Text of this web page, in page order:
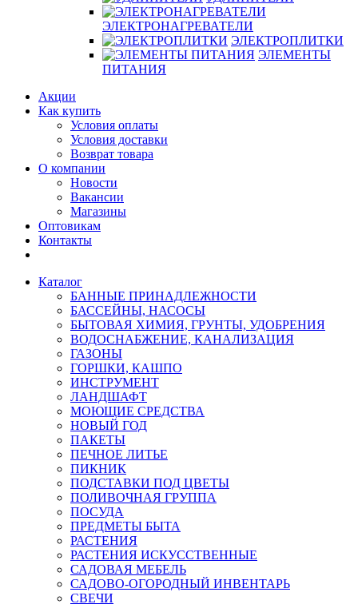
ЭЛЕКТРОНАГРЕВАТЕЛИ
ЭЛЕКТРОПЛИТКИ
ЭЛЕМЕНТЫ
ПИТАНИЯ
Акции
Как купить
Условия оплаты
Условия доставки
Возврат товара
О компании
Новости
Вакансии
Магазины
Оптовикам
Контакты
Каталог
БАННЫЕ ПРИНАДЛЕЖНОСТИ
БАССЕЙНЫ, НАСОСЫ
БЫТОВАЯ ХИМИЯ, ГРУНТЫ, УДОБРЕНИЯ
ВОДОСНАБЖЕНИЕ, КАНАЛИЗАЦИЯ
ГАЗОНЫ
ГОРШКИ, КАШПО
ИНСТРУМЕНТ
ЛАНДШАФТ
МОЮЩИЕ СРЕДСТВА
НОВЫЙ ГОД
ПАКЕТЫ
ПЕЧНОЕ ЛИТЬЕ
ПИКНИК
ПОДСТАВКИ ПОД ЦВЕТЫ
ПОЛИВОЧНАЯ ГРУППА
ПОСУДА
ПРЕДМЕТЫ БЫТА
РАСТЕНИЯ
РАСТЕНИЯ ИСКУССТВЕННЫЕ
САДОВАЯ МЕБЕЛЬ
САДОВО-ОГОРОДНЫЙ ИНВЕНТАРЬ
СВЕЧИ